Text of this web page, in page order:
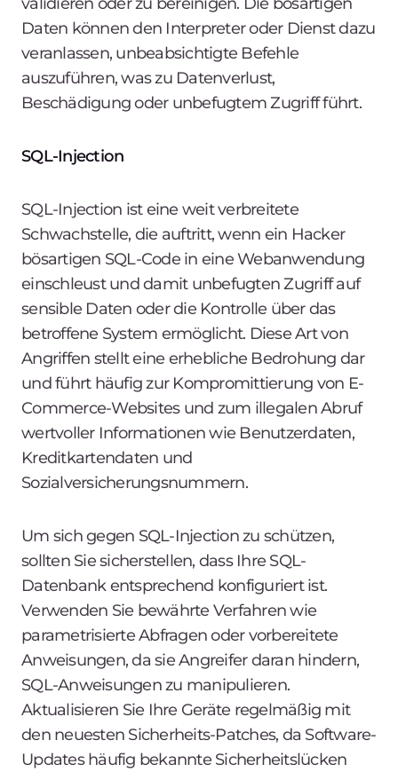
Daten können den Interpreter oder Dienst dazu
veranlassen, unbeabsichtigte Befehle
auszuführen, was zu Datenverlust,
Beschädigung oder unbefugtem Zugriff führt.
SQL-Injection
SQL-Injection ist eine weit verbreitete
Schwachstelle, die auftritt, wenn ein Hacker
bösartigen SQL-Code in eine Webanwendung
einschleust und damit unbefugten Zugriff auf
sensible Daten oder die Kontrolle über das
betroffene System ermöglicht. Diese Art von
Angriffen stellt eine erhebliche Bedrohung dar
und führt häufig zur Kompromittierung von E-
Commerce-Websites und zum illegalen Abruf
wertvoller Informationen wie Benutzerdaten,
Kreditkartendaten und
Sozialversicherungsnummern.
Um sich gegen SQL-Injection zu schützen,
sollten Sie sicherstellen, dass Ihre SQL-
Datenbank entsprechend konfiguriert ist.
Verwenden Sie bewährte Verfahren wie
parametrisierte Abfragen oder vorbereitete
Anweisungen, da sie Angreifer daran hindern,
SQL-Anweisungen zu manipulieren.
Aktualisieren Sie Ihre Geräte regelmäßig mit
den neuesten Sicherheits-Patches, da Software-
Updates häufig bekannte Sicherheitslücken